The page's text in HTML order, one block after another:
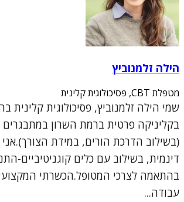
הילה זלמנוביץ
מטפלת CBT, פסיכולוגית קלינית
שמי הילה זלמנוביץ, פסיכולוגית
בקליניקה פרטית ברמת השרון במתבגרים
(בשילוב הדרכת הורים, במידת
בהתאמה לצרכי המטופל.הכשרתי
עבודה...